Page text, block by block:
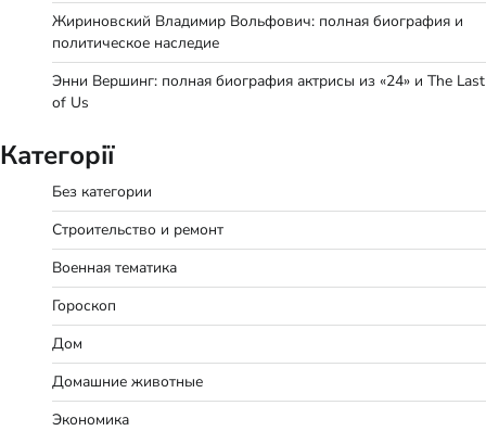
Жириновский Владимир Вольфович: полная биография и
политическое наследие
Энни Вершинг: полная биография актрисы из «24» и The Last
of Us
Категорії
Без категории
Строительство и ремонт
Военная тематика
Гороскоп
Дом
Домашние животные
Экономика